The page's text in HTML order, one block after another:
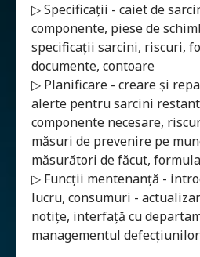
▷ Specificații - caiet de
componente, piese de
specificații sarcini, riscuri,
documente, contoare
▷ Planificare - creare și
alerte pentru sarcini
componente necesare,
măsuri de prevenire pe
măsurători de făcut,
▷ Funcții mentenanță -
lucru, consumuri -
notițe, interfață cu
managementul defecțiunilor